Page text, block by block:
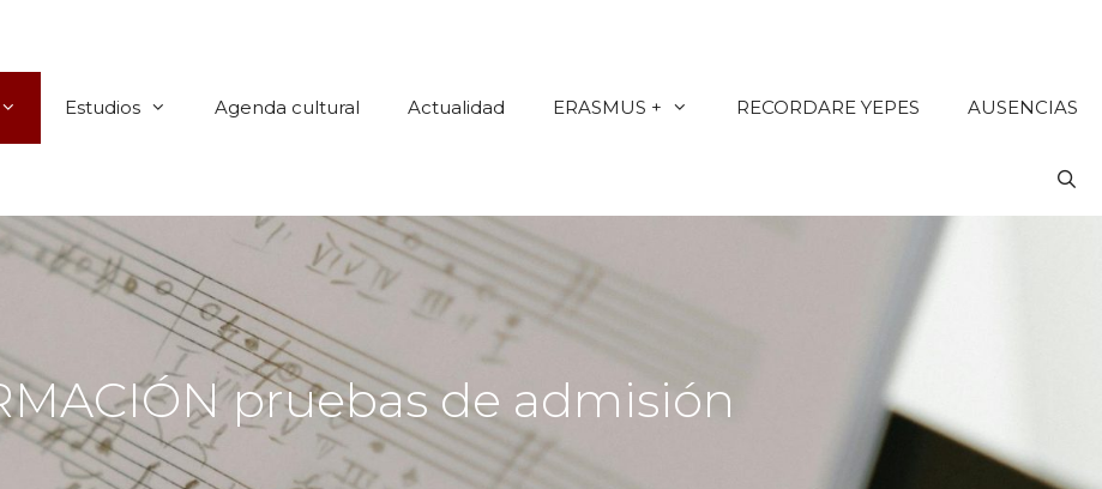
Estudios Agenda cultural Actualidad ERASMUS + RECORDARE YEPES AUSENCIAS
pruebas de admisión